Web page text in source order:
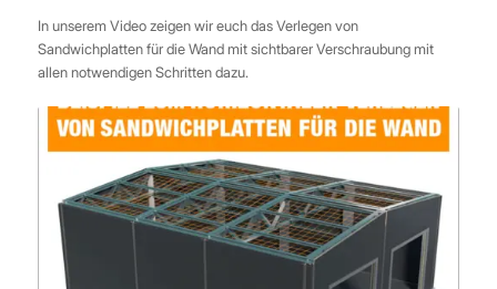
In unserem Video zeigen wir euch das Verlegen von
Sandwichplatten für die Wand mit sichtbarer Verschraubung mit
allen notwendigen Schritten dazu.